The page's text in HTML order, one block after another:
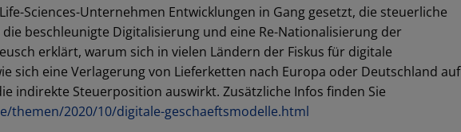
Sciences-Unternehmen Entwicklungen in Gang gesetzt, die steuerliche
beschleunigte Digitalisierung und eine Re-Nationalisierung der
erklärt, warum sich in vielen Ländern der Fiskus für digitale
sich eine Verlagerung von Lieferketten nach Europa oder Deutschland auf
indirekte Steuerposition auswirkt. Zusätzliche Infos finden Sie
themen/2020/10/digitale-geschaeftsmodelle.html